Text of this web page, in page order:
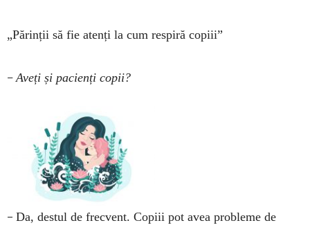
„Părinții să fie atenți la cum respiră copiii”
–Aveți și pacienți copii?
– Da, destul de frecvent. Copiii pot avea pro­bleme de